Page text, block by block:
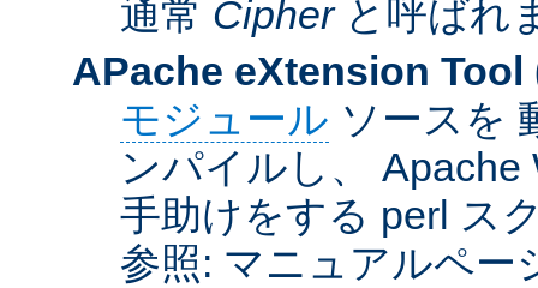
通常 Cipherと呼ばれ
APache eXtension Tool
モジュール ソースを
ンパイルし、
手助けをする perl ス
参照: マニュアルペー